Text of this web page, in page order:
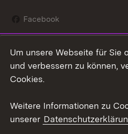
Facebook
Social Wall
Youtube
Kontakt
Um unsere Webseite für Sie
und verbessern zu können,
Cookies.
Weitere Informationen zu
unserer